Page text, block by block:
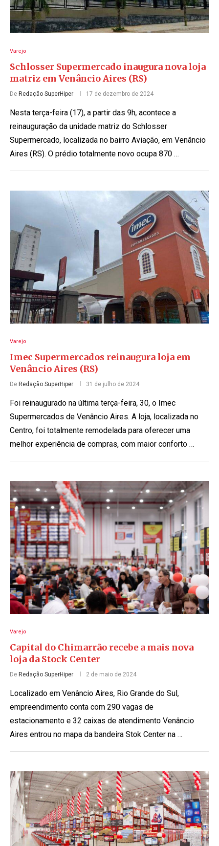
Varejo
Schlosser Supermercado inaugura nova loja
matriz em Venâncio Aires (RS)
De Redação SuperHiper 17 de dezembro de 2024
Nesta terça-feira (17), a partir das 9h, acontece a
reinauguração da unidade matriz do Schlosser
Supermercado, localizada no bairro Aviação, em Venâncio
Aires (RS). O prédio totalmente novo ocupa 870 …
Varejo
Imec Supermercados reinaugura loja em
Venâncio Aires (RS)
De Redação SuperHiper 31 de julho de 2024
Foi reinaugurado na última terça-feira, 30, o Imec
Supermercados de Venâncio Aires. A loja, localizada no
Centro, foi totalmente remodelada para oferecer uma
melhor experiência de compras, com maior conforto …
Varejo
Capital do Chimarrão recebe a mais nova
loja da Stock Center
De Redação SuperHiper 2 de maio de 2024
Localizado em Venâncio Aires, Rio Grande do Sul,
empreendimento conta com 290 vagas de
estacionamento e 32 caixas de atendimento Venâncio
Aires entrou no mapa da bandeira Stok Center na …